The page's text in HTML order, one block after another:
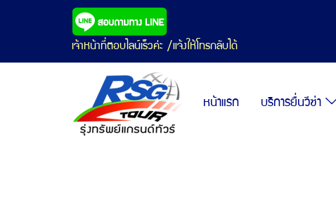
เจ้าหน้าที่ตอบไลน์เร็วค่ะ /แจ้งให้โทรกลับได้
หน้าแรก บริการยื่นวีซ่า